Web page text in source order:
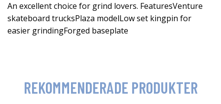
An excellent choice for grind lovers. FeaturesVenture
skateboard trucksPlaza modelLow set kingpin for
easier grindingForged baseplate
REKOMMENDERADE PRODUKTER